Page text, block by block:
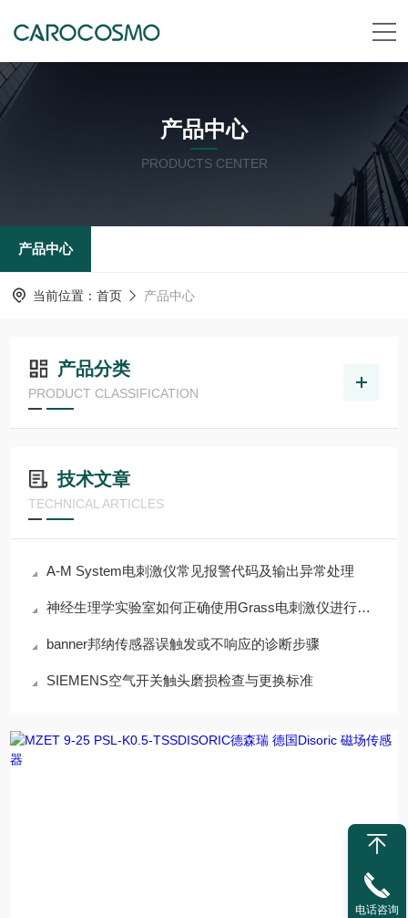
产品中心
PRODUCTS CENTER
产品中心
当前位置： 首页 产品中心
产品分类
PRODUCT CLASSIFICATION
技术文章
TECHNICAL ARTICLES
A-M System电刺激仪常见报警代码及输出异常处理
神经生理学实验室如何正确使用Grass电刺激仪进行组织刺激
banner邦纳传感器误触发或不响应的诊断步骤
SIEMENS空气开关触头磨损检查与更换标准
电话咨询